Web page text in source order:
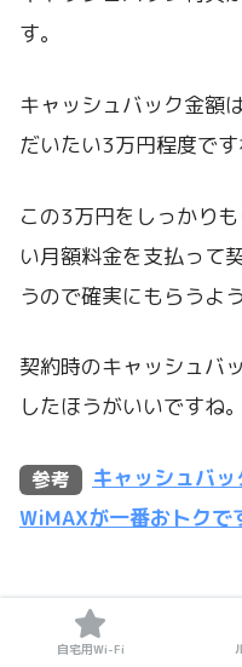
す。
キャッシュバック金額
だいたい3万円程度です
この3万円をしっかり
い月額料金を支払って
うので確実にもらうよ
契約時のキャッシュバ
したほうがいいですね。
キャッシュバ
WiMAXが一番おトクで
自宅用Wi-Fi